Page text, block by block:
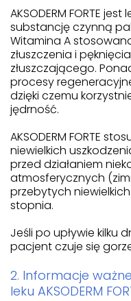
AKSODERM FORTE
substancję czynną
Witamina A
złuszczenia i
złuszczającego.
procesy
dzięki czemu
jędrność.
AKSODERM FORTE
niewielkich
przed działaniem
atmosferycznych
przebytych
stopnia.
Jeśli po upływie kilku
pacjent czuje się
2. Informacje
leku AKSODERM